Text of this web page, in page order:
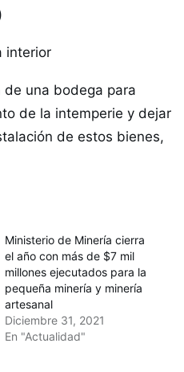
una bodega para
de la intemperie y dejar
de estos bienes,
Ministerio de Minería cierra
el año con más de $7 mil
millones ejecutados para la
pequeña minería y minería
artesanal
Diciembre 31, 2021
En "Actualidad"